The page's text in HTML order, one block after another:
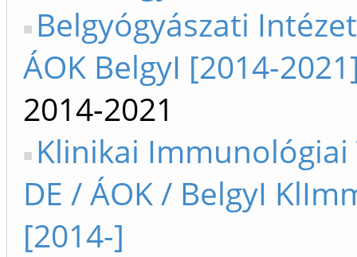
Belgyógyászati
ÁOK BelgyI [2014-
2014-2021
Klinikai Immunológiai
DE / ÁOK / BelgyI
[2014-]